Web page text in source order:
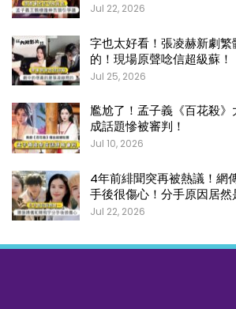
Jul 22, 2026
字也太好看！張凌赫新劇
的！現場原聲唸信超級蘇！
Jul 25, 2026
尷尬了！孟子義《百花殺
成話題慘被審判！
Jul 10, 2026
4年前緋聞突再被熱議！網
手後很傷心！分手原因居然
Jul 22, 2026